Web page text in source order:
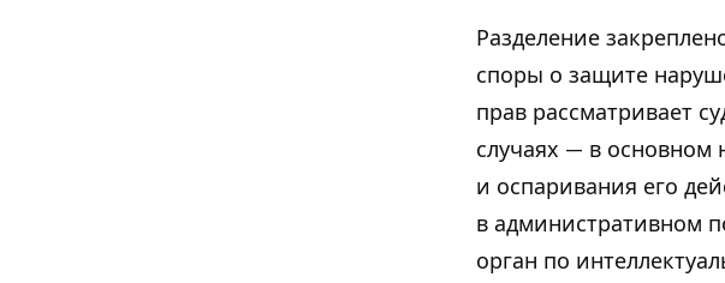
Разделение
споры о защите
прав рассматривает
случаях — в основном
и оспаривания его
в административном
орган по